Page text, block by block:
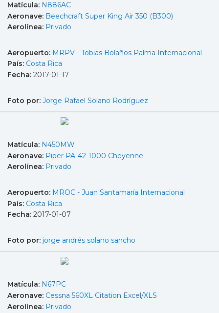
Matícula: N886AC
Aeronave: Beechcraft Super King Air 350 (B300)
Aerolínea: Privado
Aeropuerto: MRPV - Tobias Bolaños Palma Internacional
País: Costa Rica
Fecha: 2017-01-17
Foto por: Jorge Rafael Solano Rodríguez
Matícula: N450MW
Aeronave: Piper PA-42-1000 Cheyenne
Aerolínea: Privado
Aeropuerto: MROC - Juan Santamaría Internacional
País: Costa Rica
Fecha: 2017-01-07
Foto por: jorge andrés solano sancho
Matícula: N67PC
Aeronave: Cessna 560XL Citation Excel/XLS
Aerolínea: Privado